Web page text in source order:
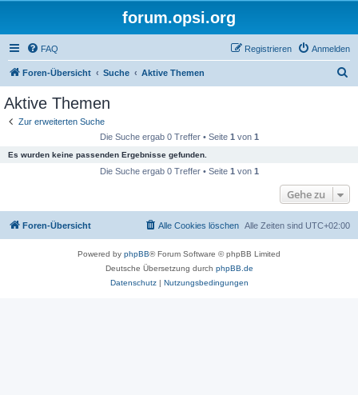
forum.opsi.org
FAQ Anmelden
Registrieren
Foren-Übersicht Suche Aktive Themen
Aktive Themen
Zur erweiterten Suche
Die Suche ergab 0 Treffer • Seite 1 von 1
Es wurden keine passenden Ergebnisse gefunden.
Die Suche ergab 0 Treffer • Seite 1 von 1
Gehe zu
Foren-Übersicht Alle Zeiten sind UTC+02:00
Alle Cookies löschen
Powered by phpBB® Forum Software © phpBB Limited
Deutsche Übersetzung durch phpBB.de
Datenschutz| Nutzungsbedingungen